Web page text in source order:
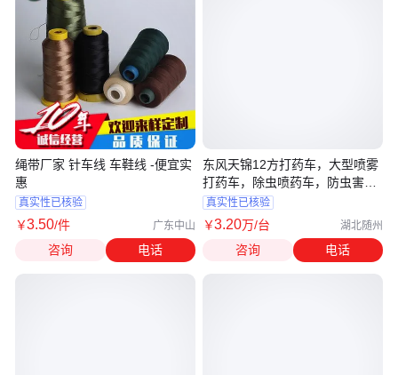
绳带厂家 针车线 车鞋线 -便宜实
惠
真实性已核验
￥3.50/件 广东中山
咨询 电话
东风天锦12方打药车，大型喷雾
打药车，除虫喷药车，防虫害打
药车
真实性已核验
￥3.20万/台 湖北随州
咨询 电话